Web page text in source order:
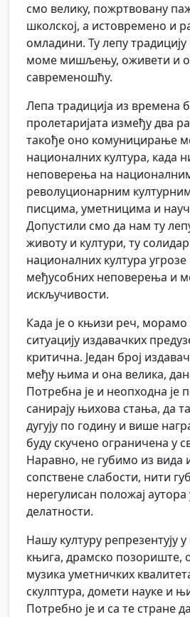
смо велику, пожртвовану
школској, а истовремено и
омладини. Ту лепу
моме мишљењу, оживети и
савременошћу.
Лепа традиција из времена
пролетаријата између два
такође оно комуницирање
националних култура, када
неповерења на
револуционарним
писцима, уметницима и
Допустили смо да нам ту
животу и култури, ту
националних култура угрозе
међусобних неповерења и
искључивости.
Када је о књизи реч,
ситуацију издавачких
критична. Један број
међу њима и она велика,
Потребна је и неопходна је
санирају њихова стања, да
дугују по годину и више
буду скучено ограничена у
Наравно, не губимо из вида
сопствене слабости, нити
нерегулисан положај аутора
делатности.
Нашу културу репрезентују
књига, драмско позориште,
музика уметничких
скулптура, домети науке и
Потребно је и са те стране